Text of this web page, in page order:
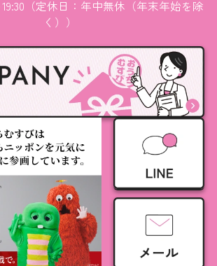
（定休日：年中無休（年末年始を除
く））